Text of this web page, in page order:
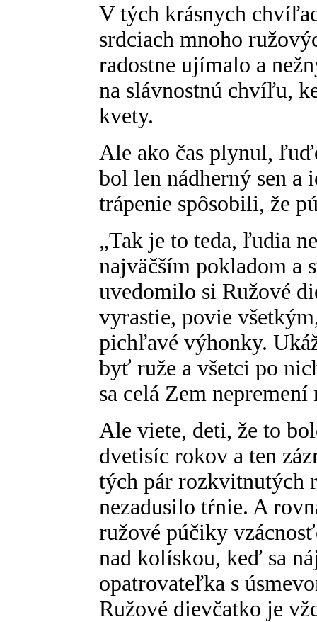
V tých krásnych
srdciach mnoho
radostne ujímalo a
na slávnostnú chvíľu,
kvety.
Ale ako čas plynul,
bol len nádherný sen a
trápenie spôsobili, že
„Tak je to teda, ľudia
najväčším pokladom a
uvedomilo si Ružové
vyrastie, povie
pichľavé výhonky.
byť ruže a všetci po
sa celá Zem
Ale viete, deti, že to
dvetisíc rokov a ten
tých pár rozkvitnutých
nezadusilo tŕnie. A
ružové púčiky
nad kolískou, keď sa
opatrovateľka s
Ružové dievčatko je